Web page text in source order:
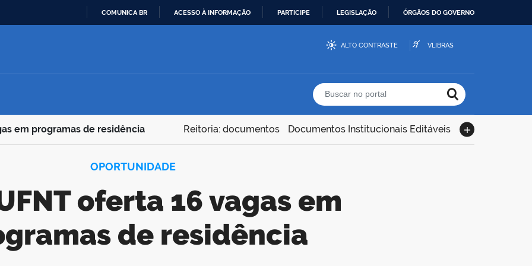
CONTEÚDO
COMUNICA BR ACESSO À INFORMAÇÃO PARTICIPE LEGISLAÇÃO ÓRGÃOS DO GOVERNO
ALTO CONTRASTE VLIBRAS
Buscar no portal
em programas de residência Reitoria: documentos Documentos Institucionais Editáveis
OPORTUNIDADE
de residência